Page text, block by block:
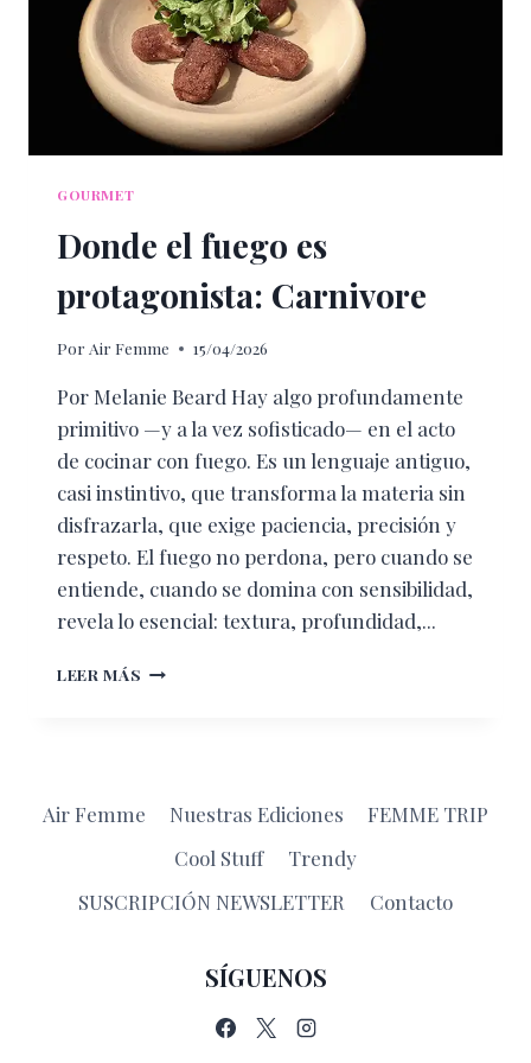
GOURMET
Donde el fuego es
protagonista: Carnivore
Por Air Femme 15/04/2026
Por Melanie Beard Hay algo profundamente
primitivo —y a la vez sofisticado— en el acto
de cocinar con fuego. Es un lenguaje antiguo,
casi instintivo, que transforma la materia sin
disfrazarla, que exige paciencia, precisión y
respeto. El fuego no perdona, pero cuando se
entiende, cuando se domina con sensibilidad,
revela lo esencial: textura, profundidad,...
LEER MÁS DONDE
Air Femme Nuestras Ediciones
FEMME TRIP
Cool Stuff
Trendy
SUSCRIPCIÓN NEWSLETTER
Contacto
SÍGUENOS